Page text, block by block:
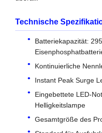
Technische
Batteriekapazität:
Kontinuierliche
Instant Peak Surge
Eingebettete LED-
Helligkeitslampe
Gesamtgröße des